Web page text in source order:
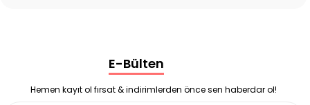
Enterogermina Family 5 ml 20 Flakon
Deep Flex Stres Azaltıcı ve Enerji Dengeleyici Topraklama
Matı Set 40x60 cm
Deep Flex Stres Azaltıcı ve Enerji Dengeleyici Topraklama
E-Bülten
Hemen kayıt ol fırsat & indirimlerden önce sen haberdar ol!